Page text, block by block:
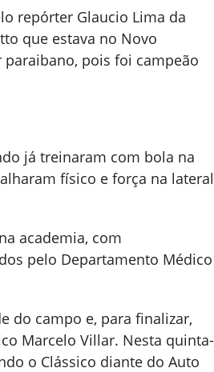
repórter Glaucio Lima da
que estava no Novo
pois foi campeão
já treinaram com bola na
físico e força na lateral
academia, com
pelo Departamento Médico
do campo e, para finalizar,
Marcelo Villar. Nesta quinta-
o Clássico diante do Auto